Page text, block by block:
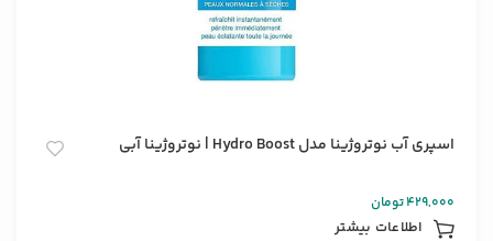
اسپری آب نوتروژینا مدل Hydro Boost | نوتروژینا آبی
429,000تومان
اطلاعات بیشتر